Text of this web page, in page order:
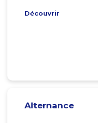
Découvrir
Alternance